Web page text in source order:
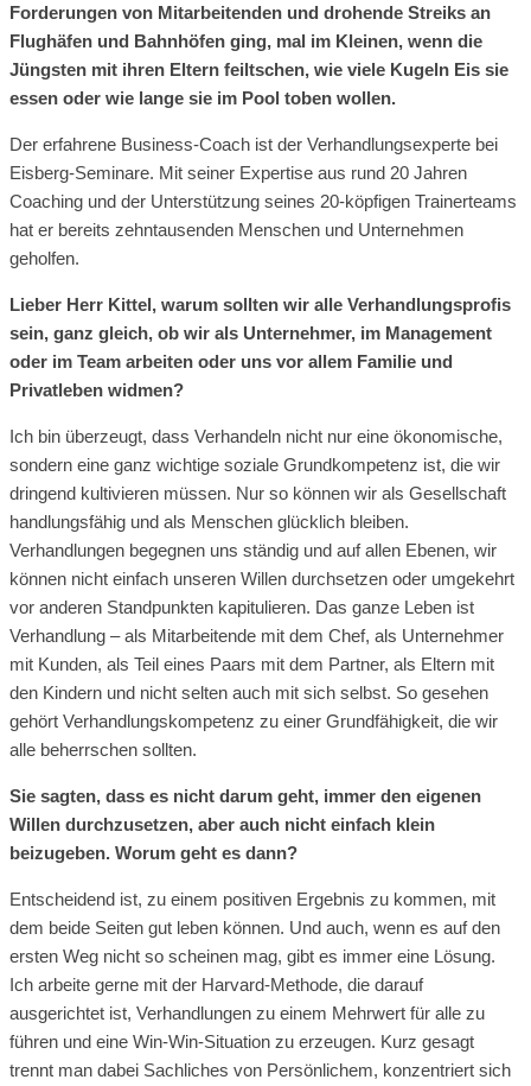
Forderungen von Mitarbeitenden und drohende Streiks an
Flughäfen und Bahnhöfen ging, mal im Kleinen, wenn die
Jüngsten mit ihren Eltern feiltschen, wie viele Kugeln Eis sie
essen oder wie lange sie im Pool toben wollen.
Der erfahrene Business-Coach ist der Verhandlungsexperte bei
Eisberg-Seminare. Mit seiner Expertise aus rund 20 Jahren
Coaching und der Unterstützung seines 20-köpfigen Trainerteams
hat er bereits zehntausenden Menschen und Unternehmen
geholfen.
Lieber Herr Kittel, warum sollten wir alle Verhandlungsprofis
sein, ganz gleich, ob wir als Unternehmer, im Management
oder im Team arbeiten oder uns vor allem Familie und
Privatleben widmen?
Ich bin überzeugt, dass Verhandeln nicht nur eine ökonomische,
sondern eine ganz wichtige soziale Grundkompetenz ist, die wir
dringend kultivieren müssen. Nur so können wir als Gesellschaft
handlungsfähig und als Menschen glücklich bleiben.
Verhandlungen begegnen uns ständig und auf allen Ebenen, wir
können nicht einfach unseren Willen durchsetzen oder umgekehrt
vor anderen Standpunkten kapitulieren. Das ganze Leben ist
Verhandlung – als Mitarbeitende mit dem Chef, als Unternehmer
mit Kunden, als Teil eines Paars mit dem Partner, als Eltern mit
den Kindern und nicht selten auch mit sich selbst. So gesehen
gehört Verhandlungskompetenz zu einer Grundfähigkeit, die wir
alle beherrschen sollten.
Sie sagten, dass es nicht darum geht, immer den eigenen
Willen durchzusetzen, aber auch nicht einfach klein
beizugeben. Worum geht es dann?
Entscheidend ist, zu einem positiven Ergebnis zu kommen, mit
dem beide Seiten gut leben können. Und auch, wenn es auf den
ersten Weg nicht so scheinen mag, gibt es immer eine Lösung.
Ich arbeite gerne mit der Harvard-Methode, die darauf
ausgerichtet ist, Verhandlungen zu einem Mehrwert für alle zu
führen und eine Win-Win-Situation zu erzeugen. Kurz gesagt
trennt man dabei Sachliches von Persönlichem, konzentriert sich